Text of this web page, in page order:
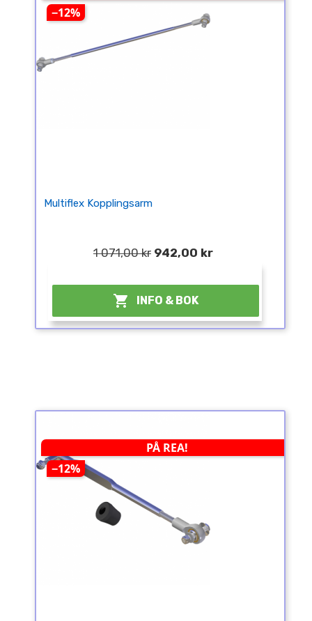
−12%
Multiflex Kopplingsarm
1 071,00 kr 942,00 kr
 INFO & BOK
PÅ REA!
−12%